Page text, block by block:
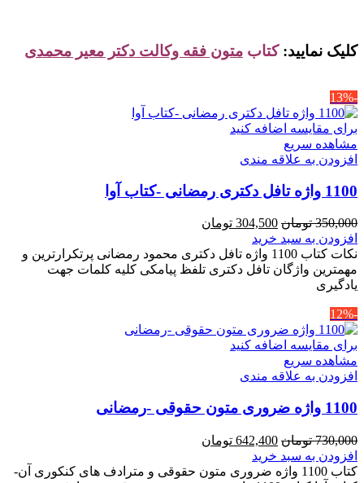
کلیک نمایید: کتاب متون فقه وکالت دکتر معیر محمدی
-13%
برای مقایسه اضافه کنید
مشاهده سریع
افزودن به علاقه مندی
1100 واژه تافل دکتری رمضانی -کتاب آوا
350,000 تومان قیمت
اصلی
350,000 تومان
بود.
304,500 تومان
304,500 تومان
است.
افزودن به سبد خرید
نکات کتاب 1100 واژه تافل دکتری محمود رمضانی پرتکرارترین و
مهمترین واژگان تافل دکتری تلفظ پیامکی کلیه کلمات جهت
یادگیری
-12%
برای مقایسه اضافه کنید
مشاهده سریع
افزودن به علاقه مندی
1100 واژه ضروری متون حقوقی -رمضانی
730,000 تومان قیمت
اصلی
730,000 تومان
642,400 تومان
642,400 تومان
افزودن به سبد خرید
کتاب 1100 واژه ضروری متون حقوقی و مترادف های کنکوری آن-